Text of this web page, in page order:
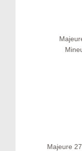
Majeure